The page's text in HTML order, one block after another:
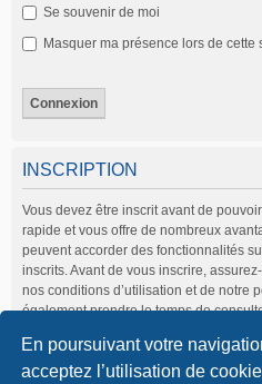
En poursuivant votre
acceptez l’utilisation de
Se souvenir de moi
Masquer ma présence lors de cette
INSCRIPTION
Vous devez être inscrit avant de
rapide et vous offre de nombreux
peuvent accorder des fonctionnalités
inscrits. Avant de vous inscrire,
nos conditions d’utilisation et de notre
également prendre le temps de
Conditions d’utilisation|Politique de